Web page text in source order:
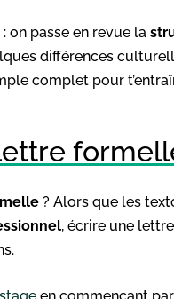
on passe en revue la
différences
complet pour
? Alors que les
, écrire une